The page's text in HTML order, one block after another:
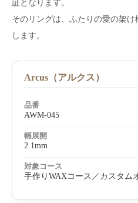
証となります。
そのリングは、ふたりの愛の架
します。
Arcus（アルクス）
品番
AWM-045
幅展開
2.1mm
対象コース
手作りWAXコース／カスタム